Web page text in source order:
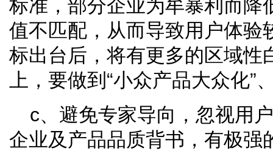
标准，部分企业为牟暴利而降
值不匹配，从而导致用户体验
标出台后，将有更多的区域性
上，要做到“小众产品大众化”
c、避免专家导向，忽视用
企业及产品品质背书，有极强